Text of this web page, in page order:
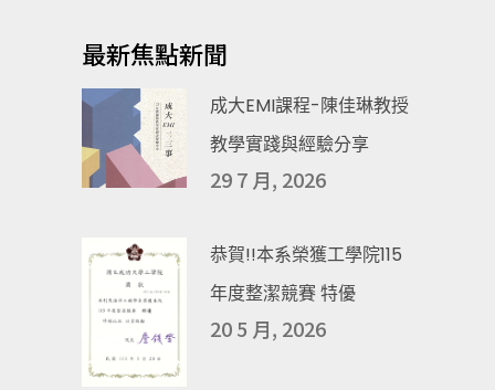
最新焦點新聞
成大EMI課程-陳佳琳教授
教學實踐與經驗分享
29 7 月, 2026
恭賀!!本系榮獲工學院115
年度整潔競賽 特優
20 5 月, 2026